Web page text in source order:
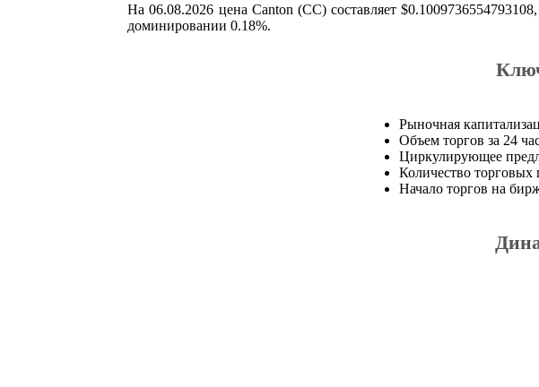
На 06.08.2026 цена Canton (CC) составляет
доминировании 0.18%.
Рыночная
Объем торгов за 24
Циркулирующее
Количество торговых
Начало торгов на